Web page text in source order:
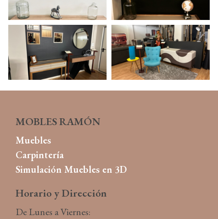
MOBLES RAMÓN
Muebles
Carpintería
Simulación Muebles en 3D
Horario yDirección
De Lunes a Viernes: